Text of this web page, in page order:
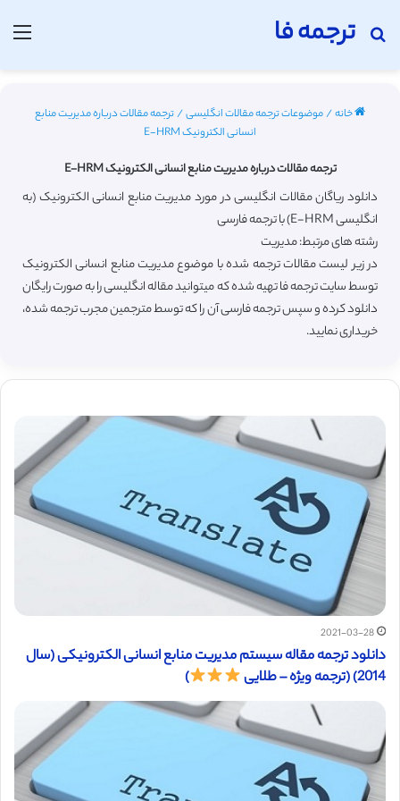
ترجمه فا
جستجو برای
خانه/موضوعات ترجمه مقالات انگلیسی/ترجمه مقالات درباره مدیریت منابع
انسانی الکترونیک E-HRM
ترجمه مقالات درباره مدیریت منابع انسانی الکترونیک E-HRM
دانلود ریاگان مقالات انگلیسی در مورد مدیریت منابع انسانی الکترونیک (به
انگلیسی E-HRM) با ترجمه فارسی
رشته های مرتبط: مدیریت
در زیر لیست مقالات ترجمه شده با موضوع مدیریت منابع انسانی الکترونیک
توسط سایت ترجمه فا تهیه شده که میتوانید مقاله انگلیسی را به صورت رایگان
دانلود کرده و سپس ترجمه فارسی آن را که توسط مترجمین مجرب ترجمه شده،
خریداری نمایید.
2021-03-28
دانلود ترجمه مقاله سیستم مدیریت منابع انسانی الکترونیکی (سال
2014) (ترجمه ویژه – طلایی
)